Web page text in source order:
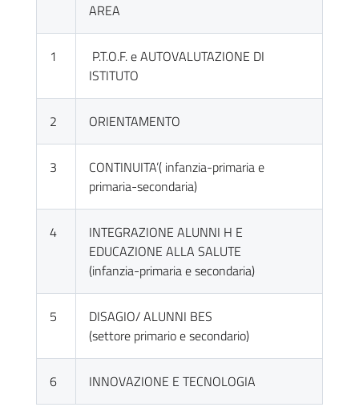
AREA
1
P.T.O.F. e AUTOVALUTAZIONE DI
ISTITUTO
2 ORIENTAMENTO
3
CONTINUITA’( infanzia-primaria e
primaria-secondaria)
4
INTEGRAZIONE ALUNNI H E
EDUCAZIONE ALLA SALUTE
(infanzia-primaria e secondaria)
5
DISAGIO/ ALUNNI BES
(settore primario e secondario)
6 INNOVAZIONE E TECNOLOGIA